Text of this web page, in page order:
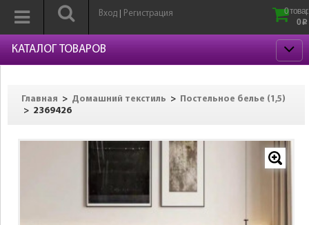
Вход Регистрация
0
0 p
КАТАЛОГ ТОВАРОВ
Главная > Домашний текстиль > Постельное белье (1,5)
> 2369426